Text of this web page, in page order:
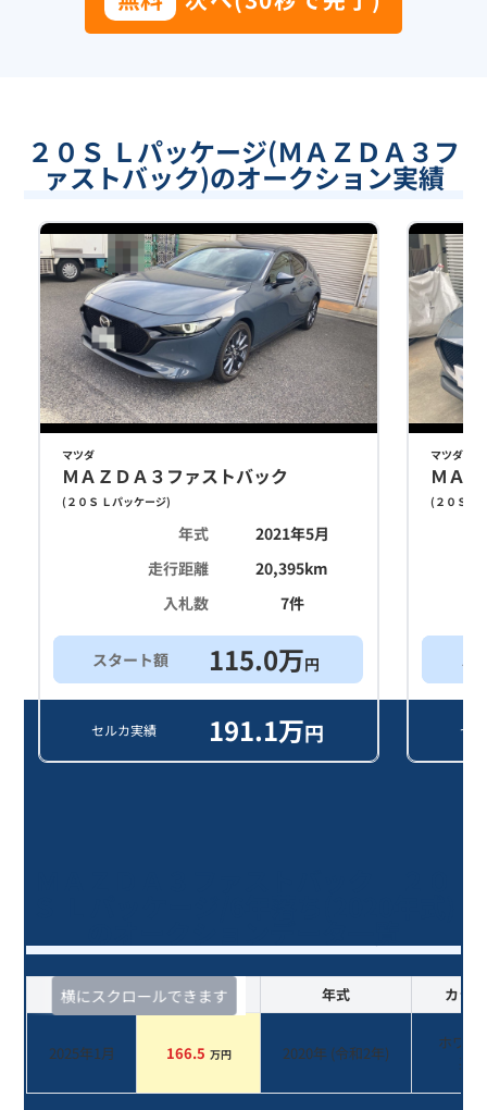
２０Ｓ Ｌパッケージ(ＭＡＺＤＡ３フ
ァストバック)のオークション実績
マツダ
ＭＡＺＤＡ３ファストバック
( ２０Ｓ Ｌパッケージ)
年式
2021年5月
走行距離
20,395km
入札数
7件
スタート額 115.0万円
セルカ実績 191.1万円
マツダ
ＭＡ
( ２０Ｓ Ｌ
ス
セ
横にスクロールできます
査定時期 セルカ実績 年式 カラー
2025年1月 166.5 万円 2020年 (令和2年)
ホワイ
系